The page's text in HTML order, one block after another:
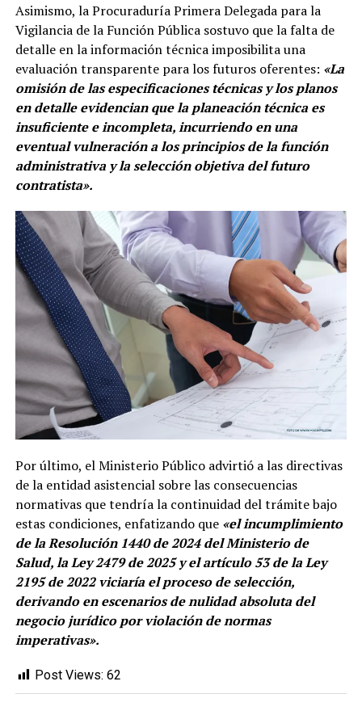
Asimismo, la Procuraduría Primera Delegada para la
Vigilancia de la Función Pública sostuvo que la falta de
detalle en la información técnica imposibilita una
evaluación transparente para los futuros oferentes: «La
omisión de las especificaciones técnicas y los planos
en detalle evidencian que la planeación técnica es
insuficiente e incompleta, incurriendo en una
eventual vulneración a los principios de la función
administrativa y la selección objetiva del futuro
contratista».
Por último, el Ministerio Público advirtió a las directivas
de la entidad asistencial sobre las consecuencias
normativas que tendría la continuidad del trámite bajo
estas condiciones, enfatizando que «el incumplimiento
de la Resolución 1440 de 2024 del Ministerio de
Salud, la Ley 2479 de 2025 y el artículo 53 de la Ley
2195 de 2022 viciaría el proceso de selección,
derivando en escenarios de nulidad absoluta del
negocio jurídico por violación de normas
imperativas».
Post Views: 62